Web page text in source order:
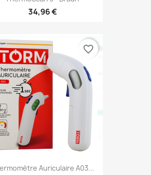
34,96 €
Auriculaire A03...
favorite_border